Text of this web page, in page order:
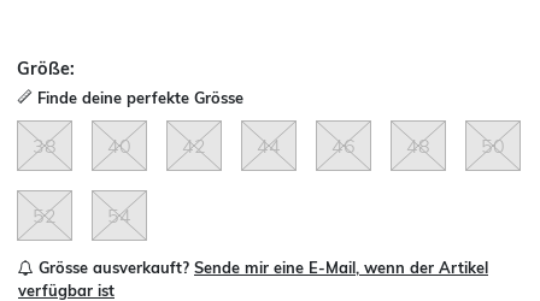
Größe:
Finde deine perfekte Grösse
38 40 42 44 46 48 50
52 54
Grösse ausverkauft? Sende mir eine E-Mail, wenn der Artikel
verfügbar ist